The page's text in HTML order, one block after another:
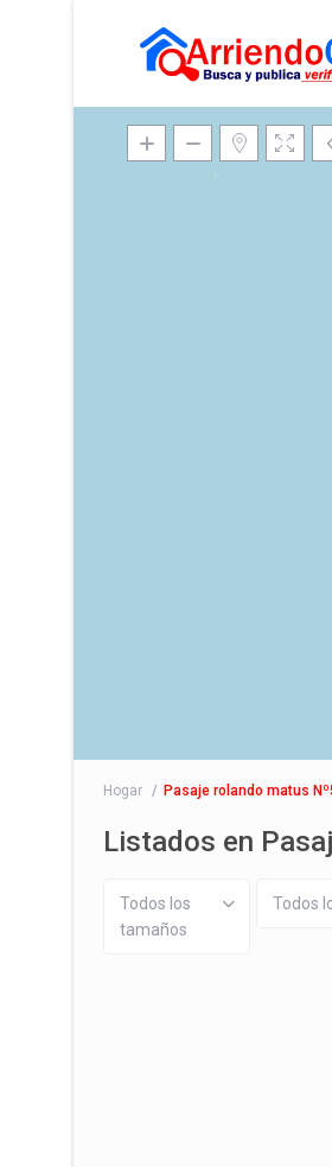
Hogar Pasaje rolando matus
Listados en
Todos los
tamaños
Todos